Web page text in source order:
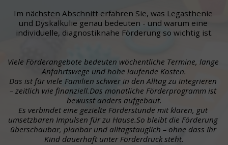
Im nächsten Abschnitt erfahren Sie, was Legasthenie
und Dyskalkulie genau bedeuten - und warum eine
individuelle, diagnostiknahe Förderung so wichtig ist.
Viele Förderangebote bedeuten wöchentliche Termine, lange
Anfahrtswege und hohe laufende Kosten.
Das ist für viele Familien schwer in den Alltag zu integrieren
– zeitlich wie finanziell.Das monatliche Förderprogramm ist
bewusst anders aufgebaut.
Es verbindet eine gezielte Förderstunde mit klaren, gut
umsetzbaren Impulsen für zu Hause.So bleibt die Förderung
überschaubar, planbar und alltagstauglich – ohne dass Ihr
Kind dauerhaft unter Förderdruck steht.